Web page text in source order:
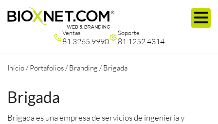
Ventas
81 3265 9990
Soporte
81 1252 4314
Inicio /Portafolios /Branding /Brigada
Brigada
Brigada es una empresa de servicios de ingeniería y